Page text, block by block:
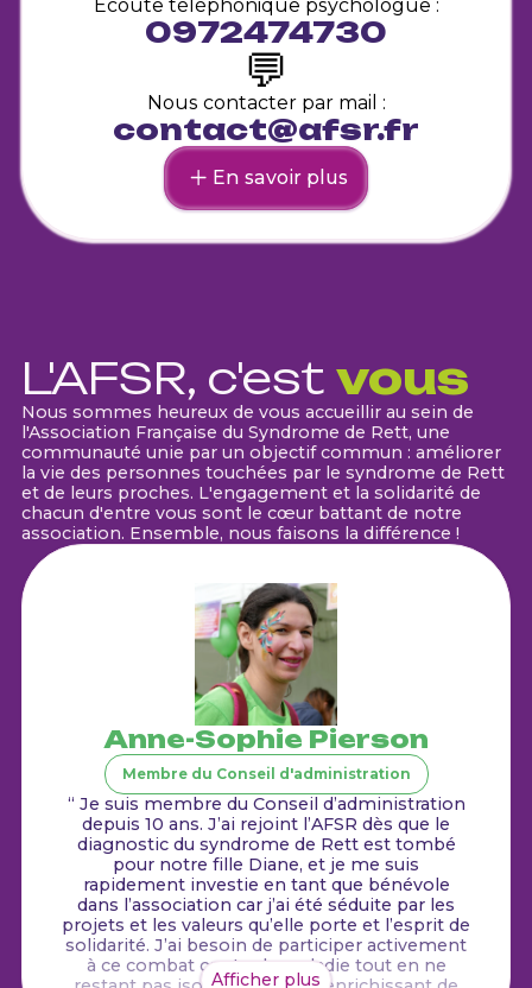
Écoute téléphonique psychologue :
0972474730
💬
Nous contacter par mail :
contact@afsr.fr
En savoir plus
L'AFSR, c'est vous
Nous sommes heureux de vous accueillir au sein de
l'Association Française du Syndrome de Rett, une
communauté unie par un objectif commun : améliorer
la vie des personnes touchées par le syndrome de Rett
et de leurs proches. L'engagement et la solidarité de
chacun d'entre vous sont le cœur battant de notre
association. Ensemble, nous faisons la différence !
Anne-Sophie Pierson
Membre du Conseil d'administration
“ Je suis membre du Conseil d’administration
depuis 10 ans. J’ai rejoint l’AFSR dès que le
diagnostic du syndrome de Rett est tombé
pour notre fille Diane, et je me suis
rapidement investie en tant que bénévole
dans l’association car j’ai été séduite par les
projets et les valeurs qu’elle porte et l’esprit de
solidarité. J’ai besoin de participer activement
à ce combat contre la maladie tout en ne
Afficher plus